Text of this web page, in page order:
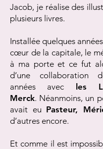
Jacob, je réalise des
plusieurs livres.
Installée quelques
cœur de la capitale, le
à ma porte et ce fut
d’une collaboration
années avec
les
Merck. Néanmoins, un
avait eu Pasteur,
d’autres encore.
Et comme il est